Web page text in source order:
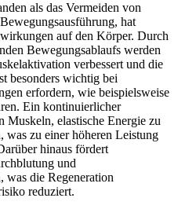
als das Vermeiden von
hat
auf den Körper. Durch
Bewegungsablaufs werden
verbessert und die
besonders wichtig bei
erfordern, wie beispielsweise
Ein kontinuierlicher
Muskeln, elastische Energie zu
was zu einer höheren Leistung
hinaus fördert
und
was die Regeneration
reduziert.